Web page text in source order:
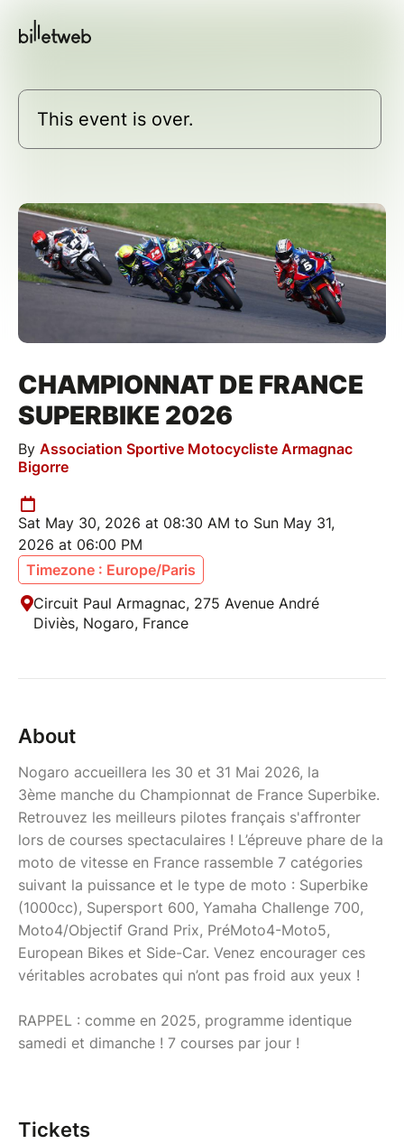
This event is over.
CHAMPIONNAT DE FRANCE
SUPERBIKE 2026
By Association Sportive Motocycliste Armagnac
Bigorre
Sat May 30, 2026 at 08:30 AM to Sun May 31,
2026 at 06:00 PM
Timezone : Europe/Paris
Circuit Paul Armagnac, 275 Avenue André
Diviès, Nogaro, France
About
Nogaro accueillera les 30 et 31 Mai 2026, la
3ème manche du Championnat de France Superbike.
Retrouvez les meilleurs pilotes français s'affronter
lors de courses spectaculaires ! L’épreuve phare de la
moto de vitesse en France rassemble 7 catégories
suivant la puissance et le type de moto : Superbike
(1000cc), Supersport 600, Yamaha Challenge 700,
Moto4/Objectif Grand Prix, PréMoto4-Moto5,
European Bikes et Side-Car. Venez encourager ces
véritables acrobates qui n’ont pas froid aux yeux !
RAPPEL : comme en 2025, programme identique
samedi et dimanche ! 7 courses par jour !
Tickets